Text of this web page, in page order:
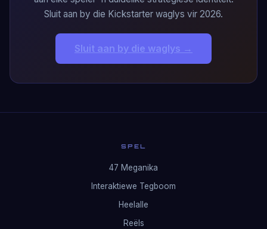
Sluit aan by die Kickstarter waglys vir 2026.
Sluit aan by die waglys →
SPEL
47 Meganika
Interaktiewe Tegboom
Heelalle
Reëls